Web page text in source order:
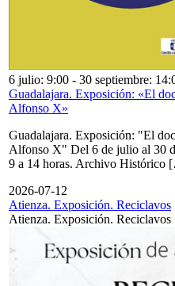
6 julio: 9:00 - 30 septiembre:
Guadalajara. Exposición: «El
Alfonso X»
Guadalajara. Exposición: "El
Alfonso X" Del 6 de julio al 30
9 a 14 horas. Archivo Histórico
2026-07-12
Atienza. Exposición. Reciclavos
Atienza. Exposición. Reciclavos